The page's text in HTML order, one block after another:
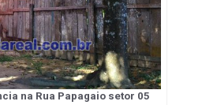
na Rua Papagaio setor 05